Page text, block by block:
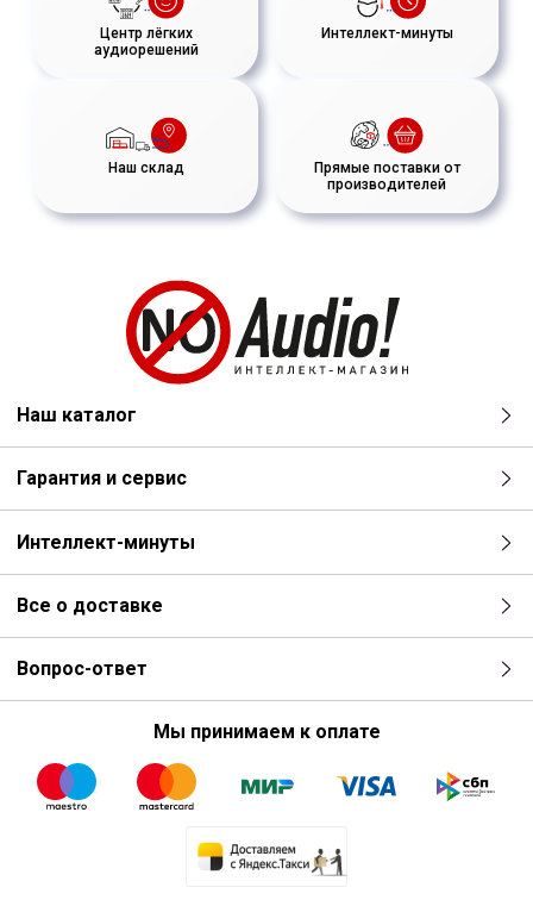
Центр лёгких
аудиорешений
Интеллект-минуты
Наш склад
Прямые поставки от
производителей
Наш каталог
Гарантия и сервис
Интеллект-минуты
Все о доставке
Вопрос-ответ
Мы принимаем к оплате